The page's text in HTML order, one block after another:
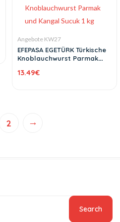
Angebote KW27
EFEPASA EGETÜRK Türkische
Knoblauchwurst Parmak
13.49€
2 →
Search